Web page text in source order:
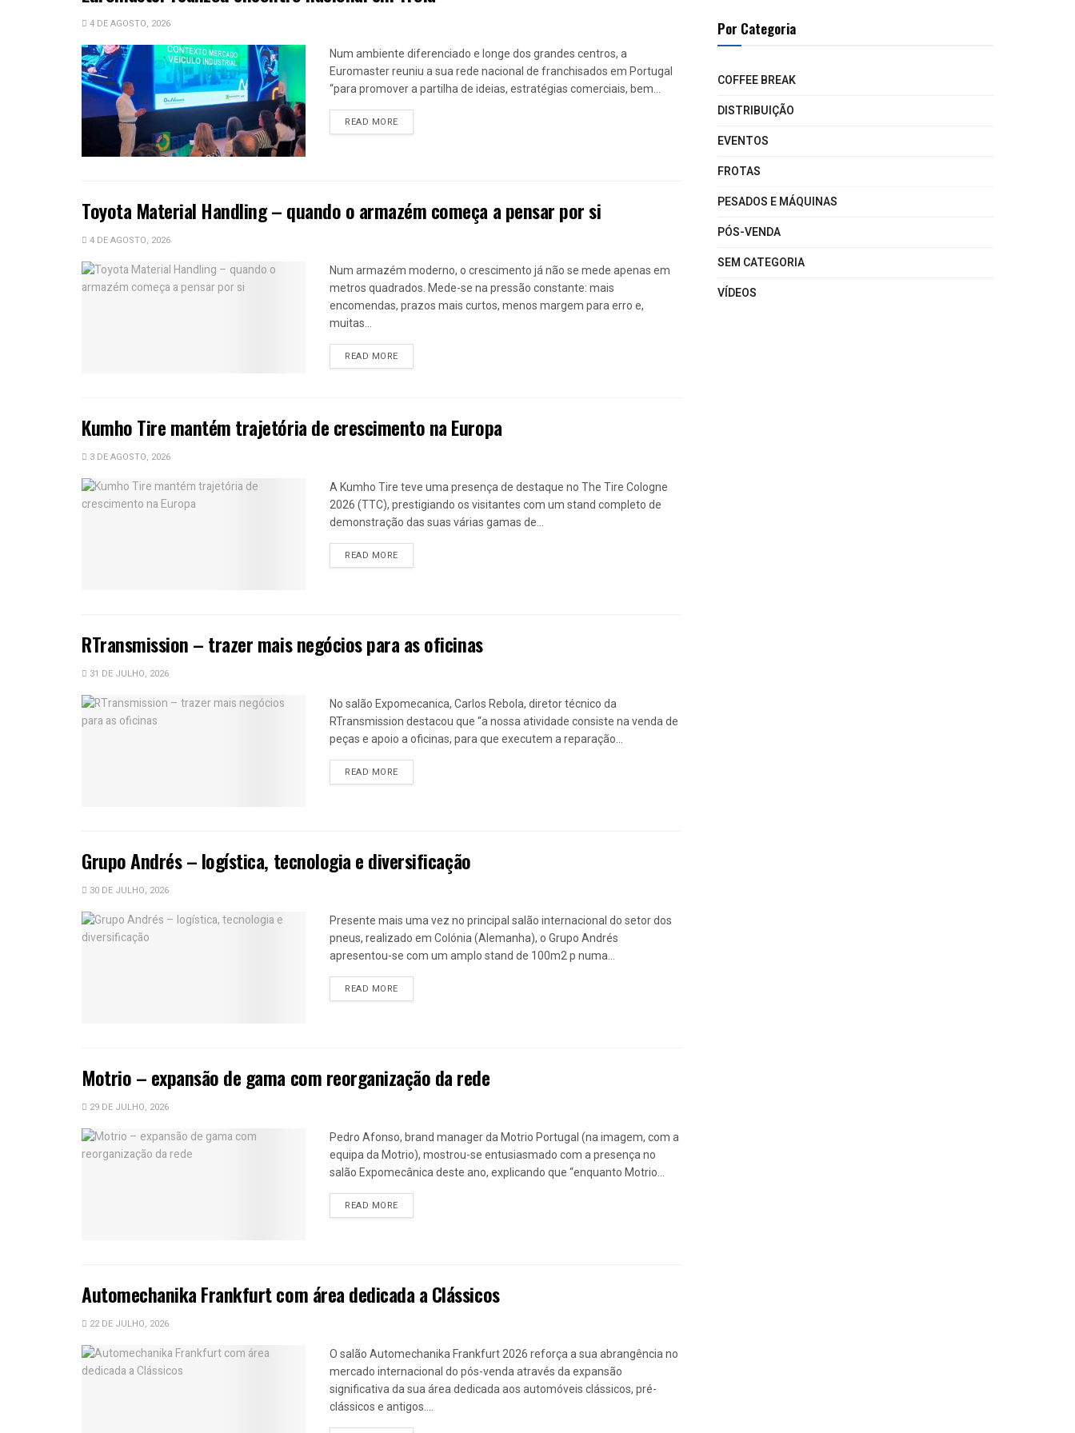
4 DE AGOSTO, 2026
Num ambiente diferenciado e longe dos grandes centros, a
Euromaster reuniu a sua rede nacional de franchisados em Portugal
“para promover a partilha de ideias, estratégias comerciais, bem...
READ MOREDETAILS
Toyota Material Handling – quando o armazém começa a pensar por si
4 DE AGOSTO, 2026
Num armazém moderno, o crescimento já não se mede apenas em
metros quadrados. Mede-se na pressão constante: mais
encomendas, prazos mais curtos, menos margem para erro e,
muitas...
READ MOREDETAILS
Kumho Tire mantém trajetória de crescimento na Europa
3 DE AGOSTO, 2026
A Kumho Tire teve uma presença de destaque no The Tire Cologne
2026 (TTC), prestigiando os visitantes com um stand completo de
demonstração das suas várias gamas de...
READ MOREDETAILS
RTransmission – trazer mais negócios para as oficinas
31 DE JULHO, 2026
No salão Expomecanica, Carlos Rebola, diretor técnico da
RTransmission destacou que “a nossa atividade consiste na venda de
peças e apoio a oficinas, para que executem a reparação...
READ MOREDETAILS
Grupo Andrés – logística, tecnologia e diversificação
30 DE JULHO, 2026
Presente mais uma vez no principal salão internacional do setor dos
pneus, realizado em Colónia (Alemanha), o Grupo Andrés
apresentou-se com um amplo stand de 100m2 p numa...
READ MOREDETAILS
Motrio – expansão de gama com reorganização da rede
29 DE JULHO, 2026
Pedro Afonso, brand manager da Motrio Portugal (na imagem, com a
equipa da Motrio), mostrou-se entusiasmado com a presença no
salão Expomecânica deste ano, explicando que “enquanto Motrio...
READ MOREDETAILS
Automechanika Frankfurt com área dedicada a Clássicos
22 DE JULHO, 2026
O salão Automechanika Frankfurt 2026 reforça a sua abrangência no
mercado internacional do pós-venda através da expansão
significativa da sua área dedicada aos automóveis clássicos, pré-
clássicos e antigos....
Por Categoria
COFFEE BREAK
DISTRIBUIÇÃO
EVENTOS
FROTAS
PESADOS E MÁQUINAS
PÓS-VENDA
SEM CATEGORIA
VÍDEOS